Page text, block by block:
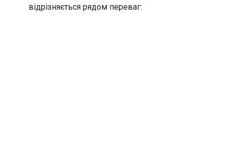
відрізняється рядом переваг: